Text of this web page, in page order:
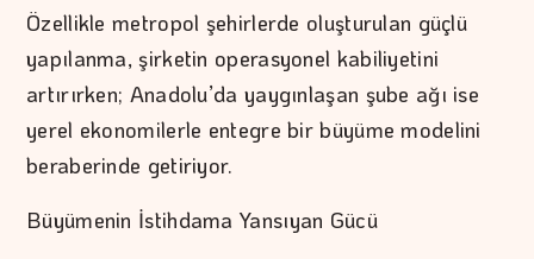
Özellikle metropol şehirlerde oluşturulan güçlü
yapılanma, şirketin operasyonel kabiliyetini
artırırken; Anadolu’da yaygınlaşan şube ağı ise
yerel ekonomilerle entegre bir büyüme modelini
beraberinde getiriyor.
Büyümenin İstihdama Yansıyan Gücü